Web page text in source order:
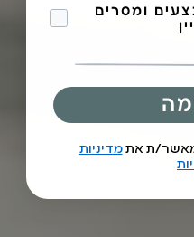
לקבל מבצעים
ומסרים
מאשר/ת אתמדיניות